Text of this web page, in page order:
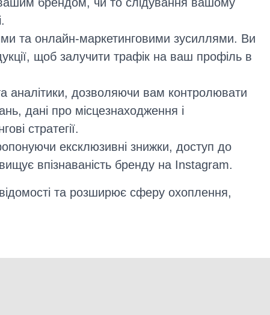
та онлайн-маркетинговими зусиллями. Ви
щоб залучити трафік на ваш профіль в
аналітики, дозволяючи вам контролювати
дані про місцезнаходження і
стратегії.
ексклюзивні знижки, доступ до
впізнаваність бренду на Instagram.
та розширює сферу охоплення,